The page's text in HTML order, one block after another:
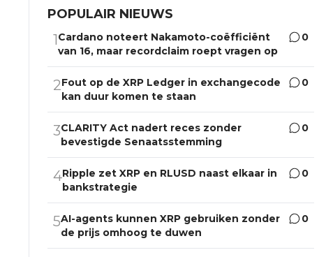
POPULAIR NIEUWS
1Cardano noteert Nakamoto-coëfficiënt
van 16, maar recordclaim roept vragen op
0
2Fout op de XRP Ledger in exchangecode
kan duur komen te staan
0
3CLARITY Act nadert reces zonder
bevestigde Senaatsstemming
0
4Ripple zet XRP en RLUSD naast elkaar in
bankstrategie
0
5AI-agents kunnen XRP gebruiken zonder
de prijs omhoog te duwen
0